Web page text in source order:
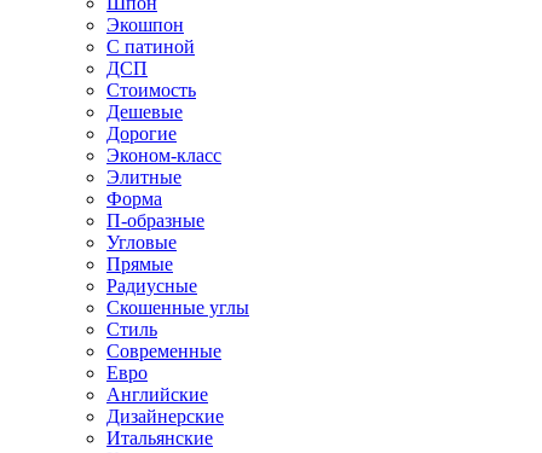
Экошпон
С патиной
ДСП
Стоимость
Дешевые
Дорогие
Эконом-класс
Элитные
Форма
П-образные
Угловые
Прямые
Радиусные
Скошенные углы
Стиль
Современные
Евро
Английские
Дизайнерские
Итальянские